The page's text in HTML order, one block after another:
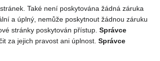
Také není poskytována žádná záruka
a úplný, nemůže poskytnout žádnou záruku
stránky poskytován přístup. Správce
za jejich pravost ani úplnost. Správce